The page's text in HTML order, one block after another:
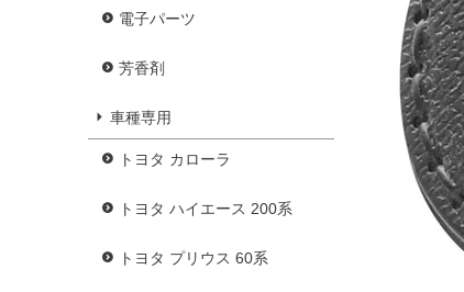
電子パーツ
芳香剤
車種専用
トヨタ カローラ
トヨタ ハイエース 200系
トヨタ プリウス 60系